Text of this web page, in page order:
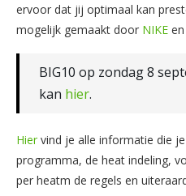
ervoor dat jij optimaal kan
mogelijk gemaakt door NIKE en
BIG10 op zondag 8
kan hier.
Hier vind je alle informatie die
programma, de heat indeling,
per heatm de regels en